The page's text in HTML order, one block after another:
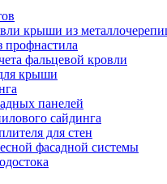
крыши из
профнастила
фальцевой кровли
крыши
панелей
сайдинга
для стен
фасадной системы